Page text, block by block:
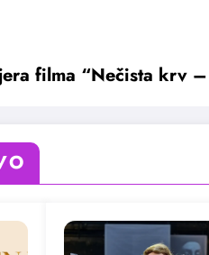
filma “Nečista krv